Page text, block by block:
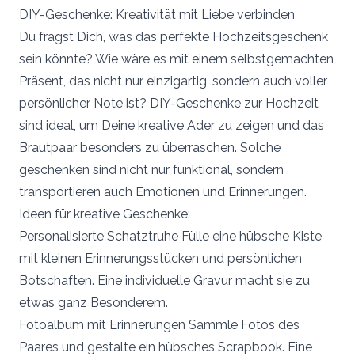
DIY-Geschenke: Kreativität mit Liebe verbinden
Du fragst Dich, was das perfekte Hochzeitsgeschenk
sein könnte? Wie wäre es mit einem selbstgemachten
Präsent, das nicht nur einzigartig, sondern auch voller
persönlicher Note ist? DIY-Geschenke zur Hochzeit
sind ideal, um Deine kreative Ader zu zeigen und das
Brautpaar besonders zu überraschen. Solche
geschenken sind nicht nur funktional, sondern
transportieren auch Emotionen und Erinnerungen.
Ideen für kreative Geschenke:
Personalisierte Schatztruhe Fülle eine hübsche Kiste
mit kleinen Erinnerungsstücken und persönlichen
Botschaften. Eine individuelle Gravur macht sie zu
etwas ganz Besonderem.
Fotoalbum mit Erinnerungen Sammle Fotos des
Paares und gestalte ein hübsches Scrapbook. Eine